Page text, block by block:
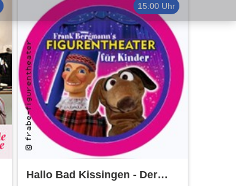
15:00 Uhr
Hallo Bad Kissingen - Der